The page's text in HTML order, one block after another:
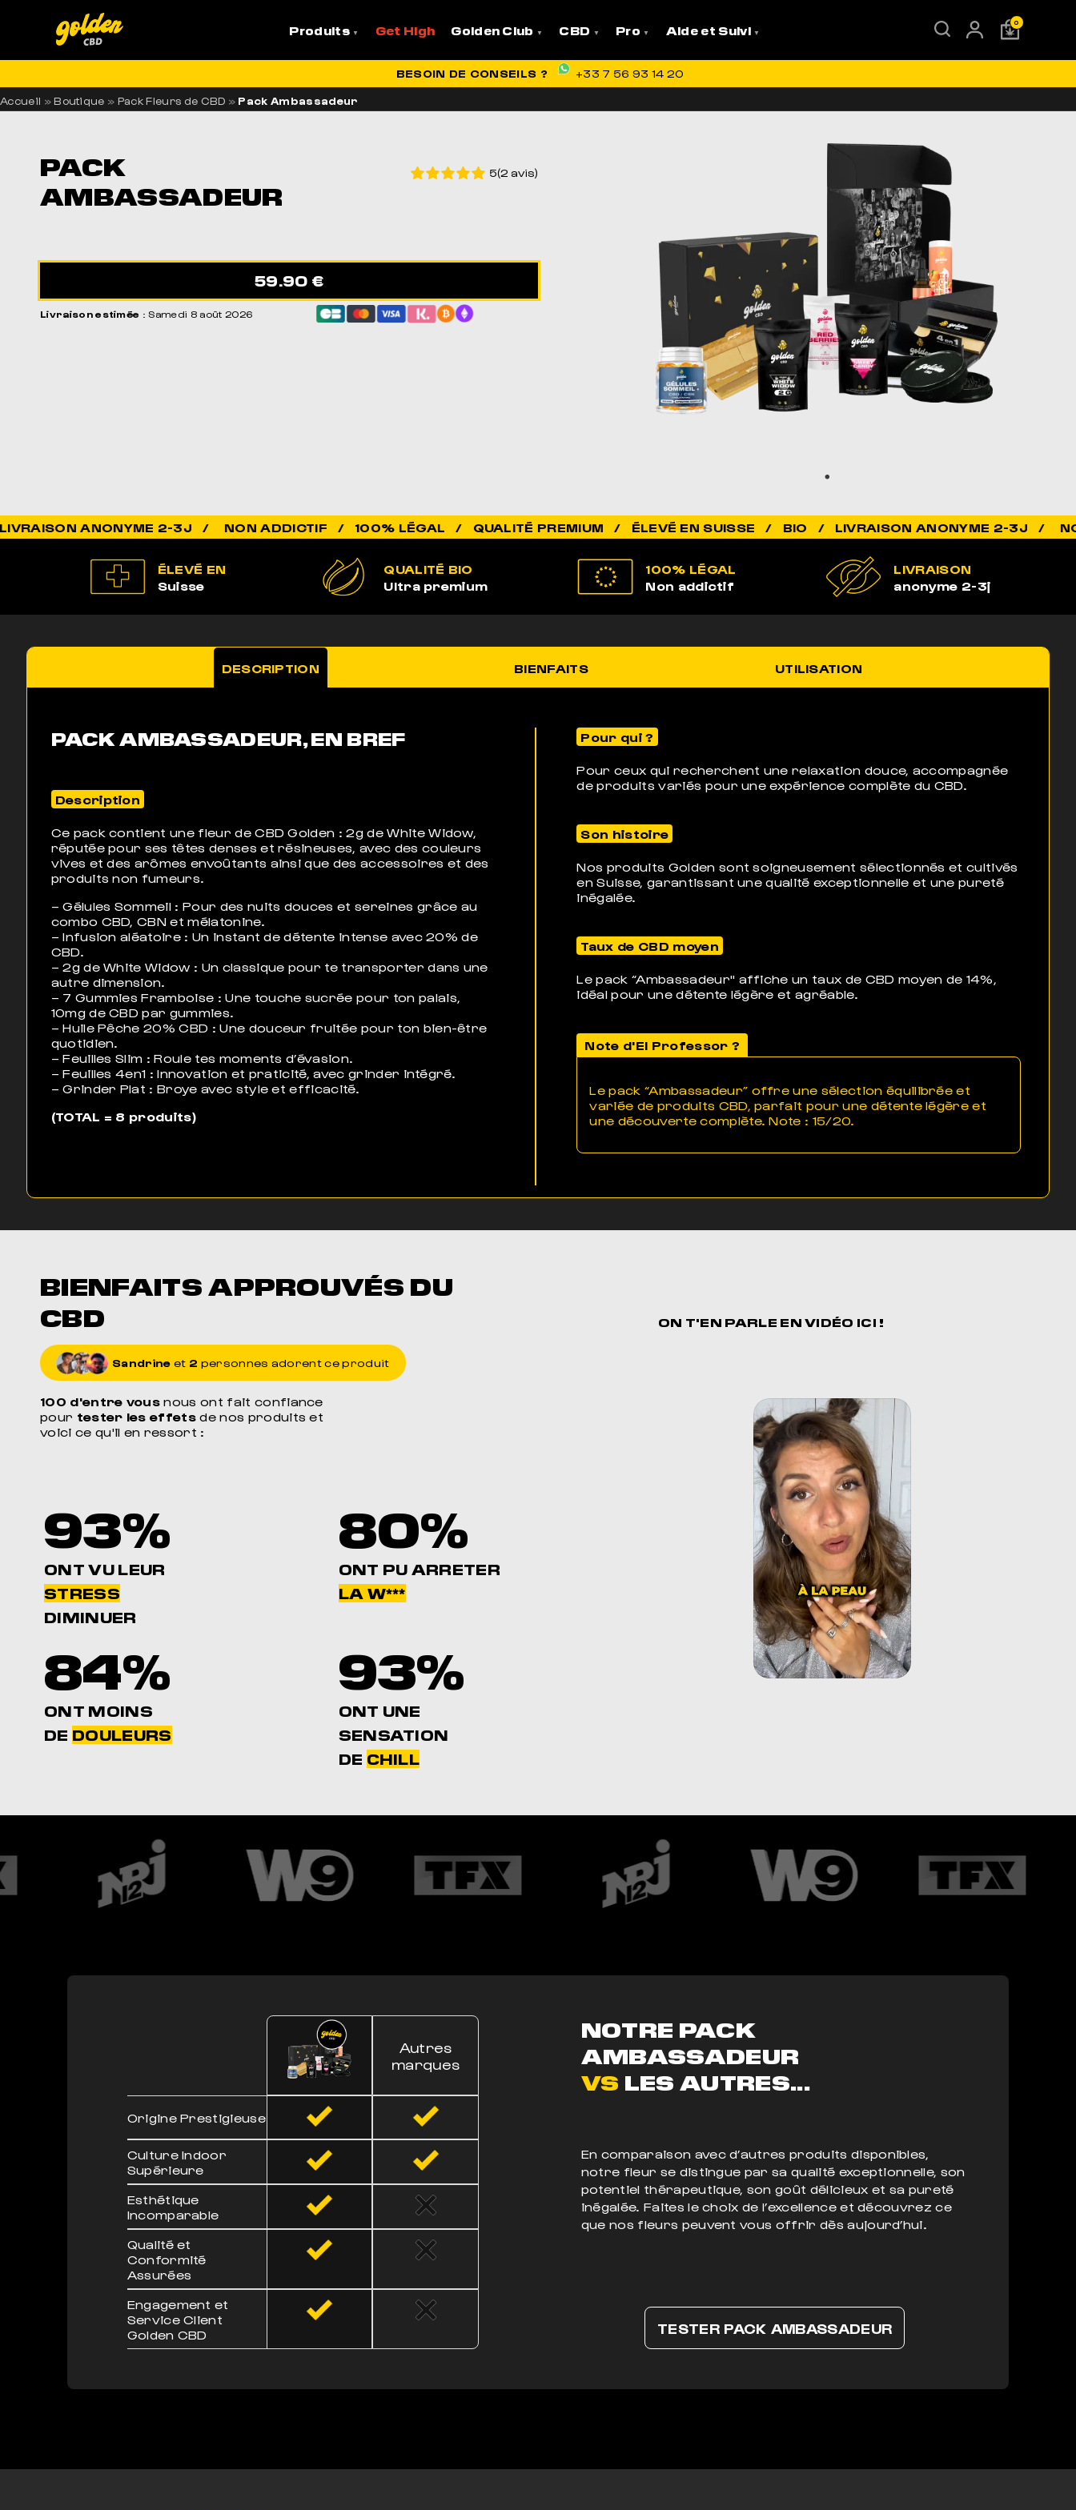
Produits Get High Golden Club CBD Pro Aide et Suivi
0
LIVRAISON OFFERTE EN FRANCE
BESOIN DE CONSEILS ? +33 7 56 93 14 20
Accueil »Boutique » Pack Fleurs de CBD » Pack Ambassadeur
PACK
AMBASSADEUR
5(2 avis)
59.90 €
Livraison estimée : Samedi 8 août 2026
NON ADDICTIF / 100% LÉGAL / QUALITÉ PREMIUM / ÉLEVÉ EN SUISSE / BIO / LIVRAISON ANONYME 2-3J /
ÉLEVÉ EN
Suisse
QUALITÉ BIO
Ultra premium
100% LÉGAL
Non addictif
LIVRAISON
anonyme 2-3j
DESCRIPTION BIENFAITS UTILISATION
PACK AMBASSADEUR, EN BREF
Description
Ce pack contient une fleur de CBD Golden : 2g de White Widow,
réputée pour ses têtes denses et résineuses, avec des couleurs
vives et des arômes envoûtants ainsi que des accessoires et des
produits non fumeurs.
– Gélules Sommeil : Pour des nuits douces et sereines grâce au
combo CBD, CBN et mélatonine.
– Infusion aléatoire : Un instant de détente intense avec 20% de
CBD.
– 2g de White Widow : Un classique pour te transporter dans une
autre dimension.
– 7 Gummies Framboise : Une touche sucrée pour ton palais,
10mg de CBD par gummies.
– Huile Pêche 20% CBD : Une douceur fruitée pour ton bien-être
quotidien.
– Feuilles Slim : Roule tes moments d’évasion.
– Feuilles 4en1 : Innovation et praticité, avec grinder intégré.
– Grinder Plat : Broye avec style et efficacité.
(TOTAL = 8 produits)
Pour qui ?
Pour ceux qui recherchent une relaxation douce, accompagnée
de produits variés pour une expérience complète du CBD.
Son histoire
Nos produits Golden sont soigneusement sélectionnés et cultivés
en Suisse, garantissant une qualité exceptionnelle et une pureté
inégalée.
Taux de CBD moyen
Le pack “Ambassadeur" affiche un taux de CBD moyen de 14%,
idéal pour une détente légère et agréable.
Note d'El Professor ?
Le pack “Ambassadeur” offre une sélection équilibrée et
variée de produits CBD, parfait pour une détente légère et
une découverte complète. Note : 15/20.
BIENFAITS APPROUVÉS DU
CBD
Sandrine et 2 personnes adorent ce produit
100 d'entre vousnous ont fait confiance
pour tester les effetsde nos produits et
voici ce qu'il en ressort :
93%
ONT VU LEUR
STRESS
DIMINUER
80%
ONT PU ARRETER
LA W***
84%
ONT MOINS
DE DOULEURS
93%
ONT UNE
SENSATION
DE CHILL
ON T'EN PARLE ENVIDÉO ICI !
Autres
marques
Origine Prestigieuse
Culture Indoor
Supérieure
Esthétique
Incomparable
Qualité et
Conformité
Assurées
Engagement et
Service Client
Golden CBD
NOTRE PACK
AMBASSADEUR
VS LES AUTRES...
En comparaison avec d’autres produits disponibles,
notre fleur se distingue par sa qualité exceptionnelle, son
potentiel thérapeutique, son goût délicieux et sa pureté
inégalée. Faites le choix de l’excellence et découvrez ce
que nos fleurs peuvent vous offrir dès aujourd’hui.
TESTER PACK AMBASSADEUR